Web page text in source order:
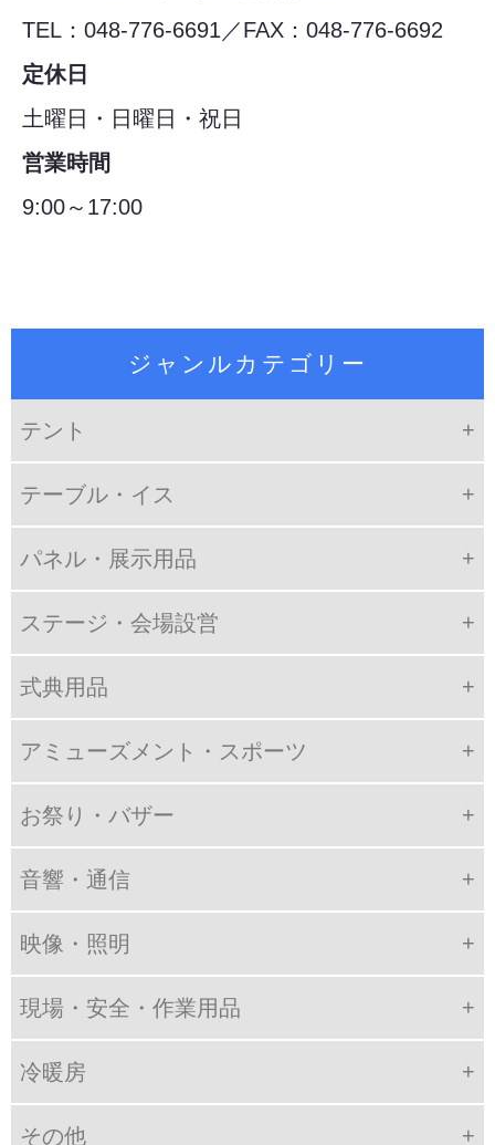
ジャンルカテゴリー
テント
テーブル・イス
パネル・展示用品
ステージ・会場設営
式典用品
アミューズメント・スポーツ
お祭り・バザー
音響・通信
映像・照明
現場・安全・作業用品
冷暖房
その他
TEL：048-776-6691／FAX：048-776-6692
定休日
土曜日・日曜日・祝日
営業時間
9:00～17:00